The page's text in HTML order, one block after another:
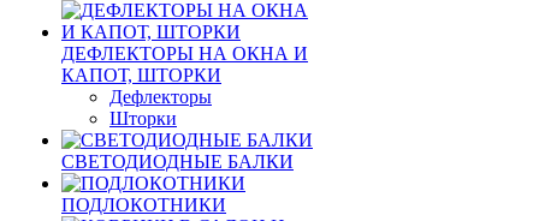
ДЕФЛЕКТОРЫ НА ОКНА И
КАПОТ, ШТОРКИ
Дефлекторы
Шторки
СВЕТОДИОДНЫЕ БАЛКИ
ПОДЛОКОТНИКИ